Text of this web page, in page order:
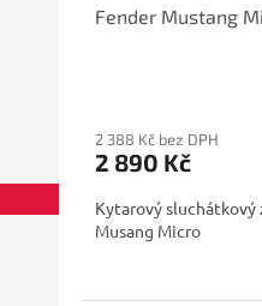
Fender Mustang
2 388 Kč bez DPH
2 890 Kč
Kytarový sluchátkový
Musang Micro